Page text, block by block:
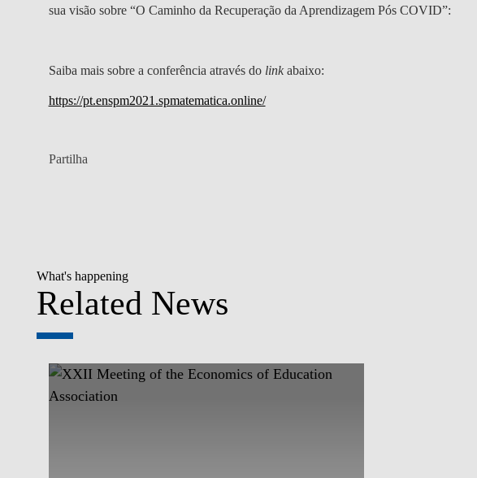
sua visão sobre “O Caminho da Recuperação da Aprendizagem Pós COVID”:
Saiba mais sobre a conferência através do linkabaixo:
https://pt.enspm2021.spmatematica.online/
Partilha
What's happening
Related News